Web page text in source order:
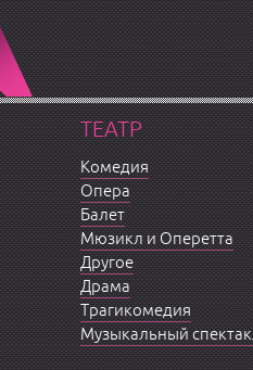
ТЕАТР
Комедия
Опера
Балет
Мюзикл и Оперетта
Другое
Драма
Трагикомедия
Музыкальный